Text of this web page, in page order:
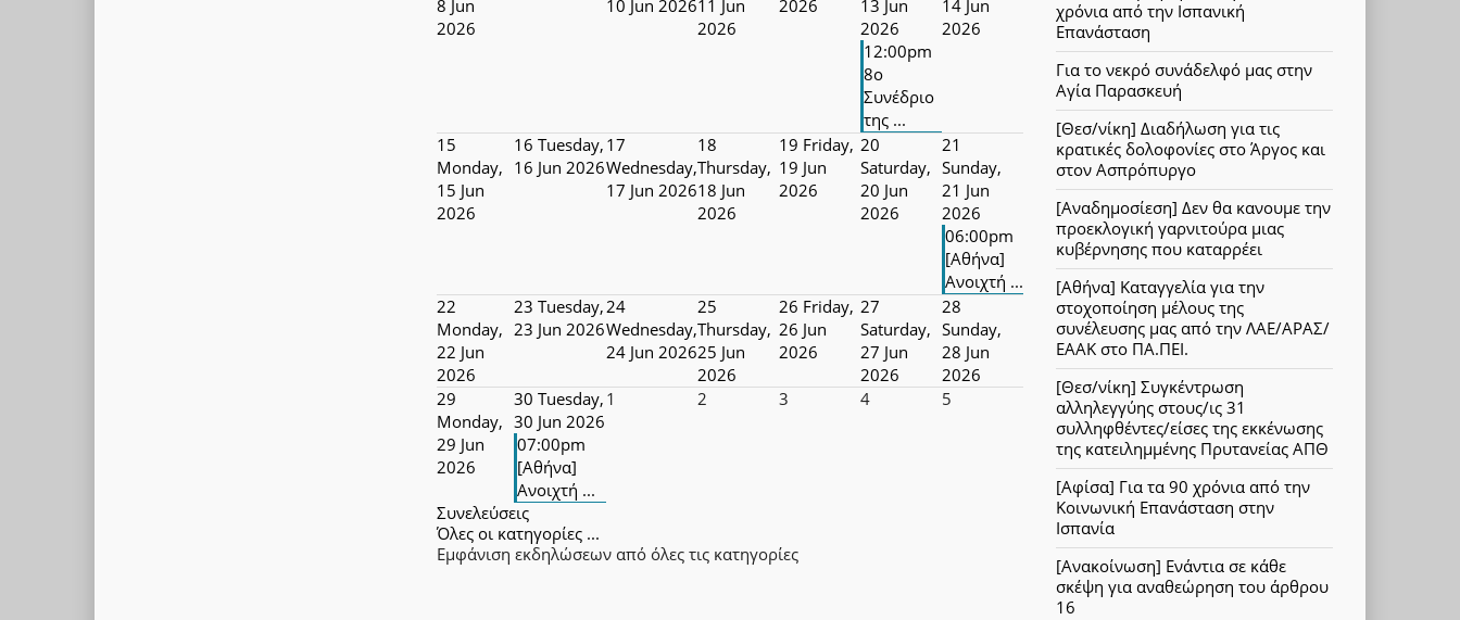
8 Jun
2026
10 Jun 202611 Jun
2026
2026
13 Jun
2026
12:00pm
8ο
Συνέδριο
της ...
14 Jun
2026
15
Monday,
15 Jun
2026
16 Tuesday,
16 Jun 2026
17
Wednesday,
17 Jun 2026
18
Thursday,
18 Jun
2026
19 Friday,
19 Jun
2026
20
Saturday,
20 Jun
2026
21
Sunday,
21 Jun
2026
06:00pm
[Αθήνα]
Ανοιχτή ...
22
Monday,
22 Jun
2026
23 Tuesday,
23 Jun 2026
24
Wednesday,
24 Jun 2026
25
Thursday,
25 Jun
2026
26 Friday,
26 Jun
2026
27
Saturday,
27 Jun
2026
28
Sunday,
28 Jun
2026
29
Monday,
29 Jun
2026
30 Tuesday,
30 Jun 2026
07:00pm
[Αθήνα]
Ανοιχτή ...
1 2 3 4 5
Συνελεύσεις
Όλες οι κατηγορίες ...
Εμφάνιση εκδηλώσεων από όλες τις κατηγορίες
χρόνια από την Ισπανική
Επανάσταση
Για το νεκρό συνάδελφό μας στην
Αγία Παρασκευή
[Θεσ/νίκη] Διαδήλωση για τις
κρατικές δολοφονίες στο Άργος και
στον Ασπρόπυργο
[Αναδημοσίεση] Δεν θα κανουμε την
προεκλογική γαρνιτούρα μιας
κυβέρνησης που καταρρέει
[Αθήνα] Καταγγελία για την
στοχοποίηση μέλους της
συνέλευσης μας από την ΛΑΕ/ΑΡΑΣ/
ΕΑΑΚ στο ΠΑ.ΠΕΙ.
[Θεσ/νίκη] Συγκέντρωση
αλληλεγγύης στους/ις 31
συλληφθέντες/είσες της εκκένωσης
της κατειλημμένης Πρυτανείας ΑΠΘ
[Αφίσα] Για τα 90 χρόνια από την
Κοινωνική Επανάσταση στην
Ισπανία
[Ανακοίνωση] Ενάντια σε κάθε
σκέψη για αναθεώρηση του άρθρου
16